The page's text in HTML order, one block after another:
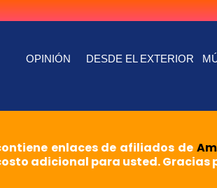
OPINIÓN DESDE EL EXTERIOR
enlaces de afiliados de
adicional para usted.